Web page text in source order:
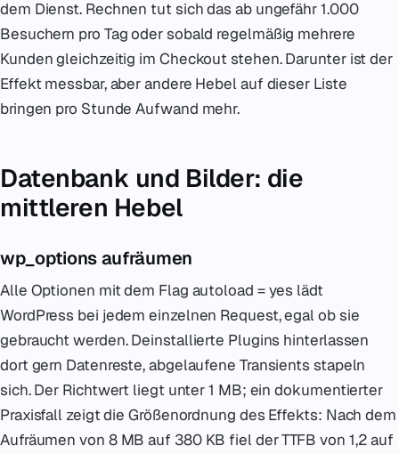
dem Dienst. Rechnen tut sich das ab ungefähr 1.000
Besuchern pro Tag oder sobald regelmäßig mehrere
Kunden gleichzeitig im Checkout stehen. Darunter ist der
Effekt messbar, aber andere Hebel auf dieser Liste
bringen pro Stunde Aufwand mehr.
Datenbank und Bilder: die
mittleren Hebel
wp_options aufräumen
Alle Optionen mit dem Flag autoload = yes lädt
WordPress bei jedem einzelnen Request, egal ob sie
gebraucht werden. Deinstallierte Plugins hinterlassen
dort gern Datenreste, abgelaufene Transients stapeln
sich. Der Richtwert liegt unter 1 MB; ein dokumentierter
Praxisfall zeigt die Größenordnung des Effekts: Nach dem
Aufräumen von 8 MB auf 380 KB fiel der TTFB von 1,2 auf